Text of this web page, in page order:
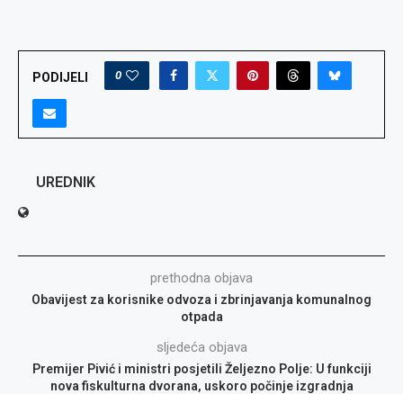
PODIJELI 0
UREDNIK
prethodna objava
Obavijest za korisnike odvoza i zbrinjavanja komunalnog
otpada
sljedeća objava
Premijer Pivić i ministri posjetili Željezno Polje: U funkciji
nova fiskulturna dvorana, uskoro počinje izgradnja